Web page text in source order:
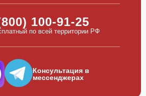
100-91-25
по всей территории РФ
Консультация в
мессенджерах